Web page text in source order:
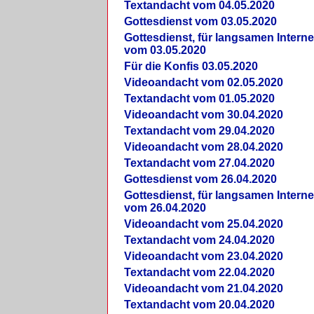
Textandacht vom 04.05.2020
Gottesdienst vom 03.05.2020
Gottesdienst, für langsamen
vom 03.05.2020
Für die Konfis 03.05.2020
Videoandacht vom 02.05.2020
Textandacht vom 01.05.2020
Videoandacht vom 30.04.2020
Textandacht vom 29.04.2020
Videoandacht vom 28.04.2020
Textandacht vom 27.04.2020
Gottesdienst vom 26.04.2020
Gottesdienst, für langsamen
vom 26.04.2020
Videoandacht vom 25.04.2020
Textandacht vom 24.04.2020
Videoandacht vom 23.04.2020
Textandacht vom 22.04.2020
Videoandacht vom 21.04.2020
Textandacht vom 20.04.2020